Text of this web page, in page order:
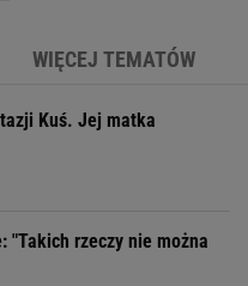
WIĘCEJ TEMATÓW
Kuś. Jej matka
"Takich rzeczy nie można